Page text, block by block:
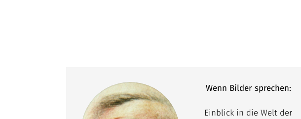
Wenn Bilder sprechen:
Einblick in die Welt der